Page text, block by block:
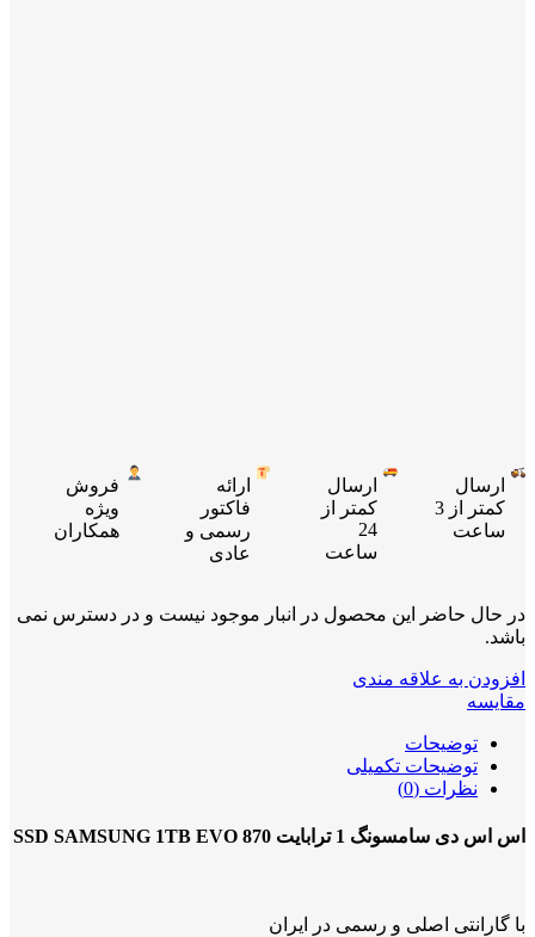
ارسال
کمتر از 3
ساعت
ارسال
کمتر از
24
ساعت
ارائه
فاکتور
رسمی و
عادی
فروش
ویژه
همکاران
در حال حاضر این محصول در انبار موجود نیست و در دسترس نمی
باشد.
افزودن به علاقه مندی
مقایسه
توضیحات
توضیحات تکمیلی
نظرات (0)
اس اس دی سامسونگ 1 ترابایت SSD SAMSUNG 1TB EVO 870
با گارانتی اصلی و رسمی در ایران